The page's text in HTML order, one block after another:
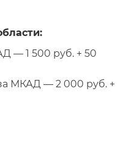
— 1 500 руб. + 50
МКАД — 2 000 руб. +